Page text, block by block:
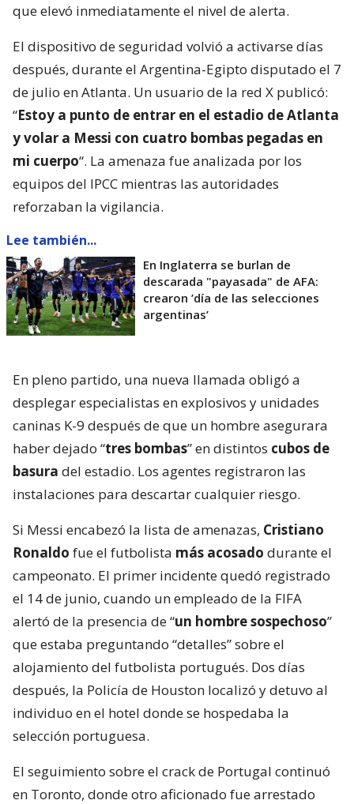
que elevó inmediatamente el nivel de alerta.
El dispositivo de seguridad volvió a activarse días
después, durante el Argentina-Egipto disputado el 7
de julio en Atlanta. Un usuario de la red X publicó:
“Estoy a punto de entrar en el estadio de Atlanta
y volar a Messi con cuatro bombas pegadas en
mi cuerpo“. La amenaza fue analizada por los
equipos del IPCC mientras las autoridades
reforzaban la vigilancia.
Lee también...
En Inglaterra se burlan de
descarada "payasada" de AFA:
crearon ’día de las selecciones
argentinas’
En pleno partido, una nueva llamada obligó a
desplegar especialistas en explosivos y unidades
caninas K-9 después de que un hombre asegurara
haber dejado “tres bombas” en distintos cubos de
basura del estadio. Los agentes registraron las
instalaciones para descartar cualquier riesgo.
Si Messi encabezó la lista de amenazas, Cristiano
Ronaldo fue el futbolista más acosado durante el
campeonato. El primer incidente quedó registrado
el 14 de junio, cuando un empleado de la FIFA
alertó de la presencia de “un hombre sospechoso”
que estaba preguntando “detalles” sobre el
alojamiento del futbolista portugués. Dos días
después, la Policía de Houston localizó y detuvo al
individuo en el hotel donde se hospedaba la
selección portuguesa.
El seguimiento sobre el crack de Portugal continuó
en Toronto, donde otro aficionado fue arrestado